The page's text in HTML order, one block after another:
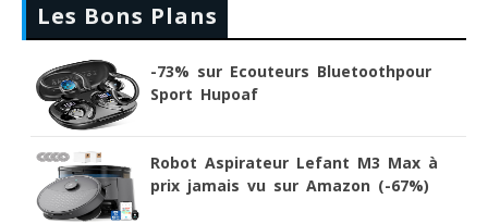
Les Bons Plans
-73% sur Ecouteurs Bluetoothpour
Sport Hupoaf
Robot Aspirateur Lefant M3 Max à
prix jamais vu sur Amazon (-67%)